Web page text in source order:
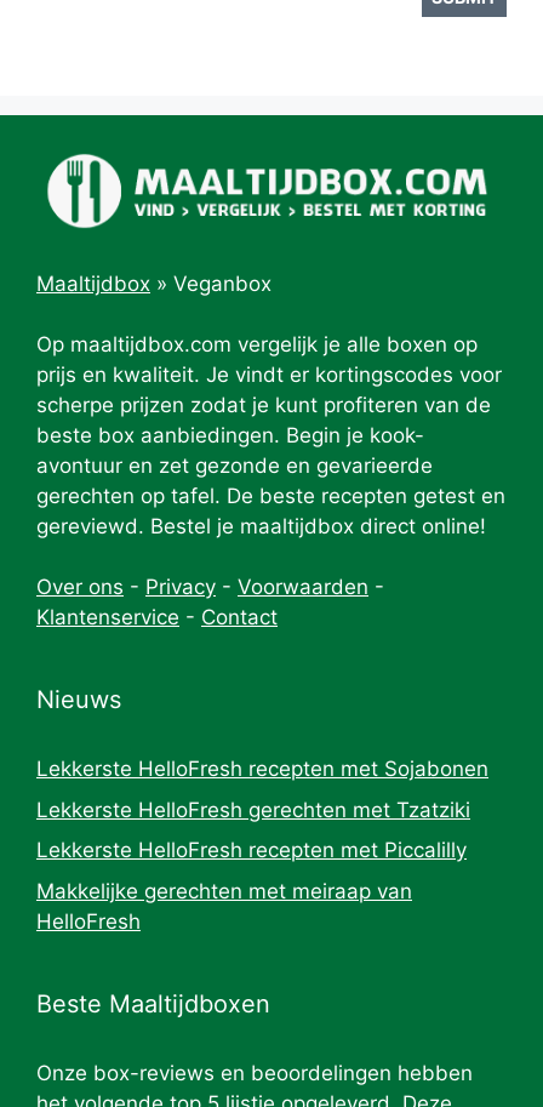
Maaltijdbox » Veganbox
Op maaltijdbox.com vergelijk je alle boxen op
prijs en kwaliteit. Je vindt er kortingscodes voor
scherpe prijzen zodat je kunt profiteren van de
beste box aanbiedingen. Begin je kook-
avontuur en zet gezonde en gevarieerde
gerechten op tafel. De beste recepten getest en
gereviewd. Bestel je maaltijdbox direct online!
Over ons - Privacy - Voorwaarden -
Klantenservice - Contact
Nieuws
Lekkerste HelloFresh recepten met Sojabonen
Lekkerste HelloFresh gerechten met Tzatziki
Lekkerste HelloFresh recepten met Piccalilly
Makkelijke gerechten met meiraap van
HelloFresh
Beste Maaltijdboxen
Onze box-reviews en beoordelingen hebben